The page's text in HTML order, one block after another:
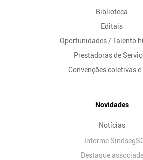
Biblioteca
Editais
Oportunidades / Talento
Prestadoras de
Convenções coletivas e
Novidades
Notícias
Informe
Destaque